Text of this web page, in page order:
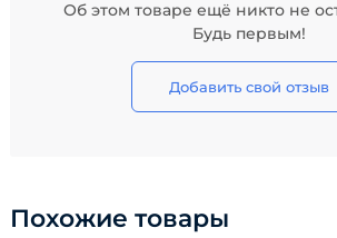
Об этом товаре ещё никто не
Будь первым!
Добавить свой отзыв
Похожие товары